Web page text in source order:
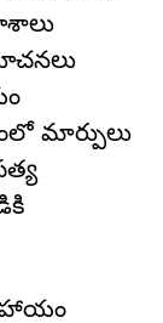
మార్పులు